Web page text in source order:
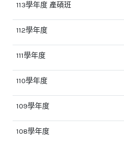
113學年度 產碩班
112學年度
111學年度
110學年度
109學年度
108學年度